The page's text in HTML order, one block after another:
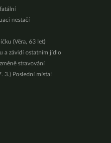
nestačí
(Věra, 63 let)
a závidí ostatním jídlo
stravování
3.) Poslední místa!